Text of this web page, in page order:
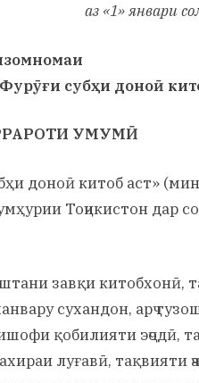
аз «1» январи
субҳи доноӣ
УМУМӢ
доноӣ китоб аст»
Тоҷикистон дар
завқи китобхонӣ,
сухандон, арҷ
қобилияти эҷодӣ,
луғавӣ, тақвияти